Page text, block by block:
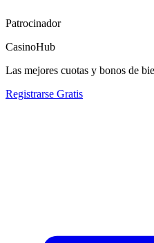
Patrocinador
CasinoHub
Las mejores cuotas y bonos de
Registrarse Gratis